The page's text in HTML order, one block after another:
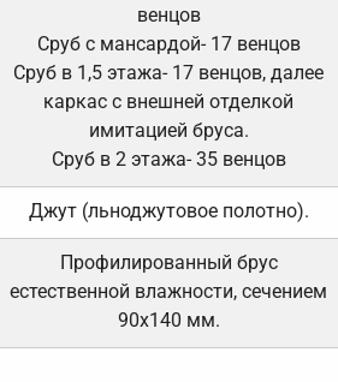
венцов
Сруб с мансардой- 17 венцов
Сруб в 1,5 этажа- 17 венцов, далее
каркас с внешней отделкой
имитацией бруса.
Сруб в 2 этажа- 35 венцов
Джут (льноджутовое полотно).
Профилированный брус
естественной влажности, сечением
90х140 мм.